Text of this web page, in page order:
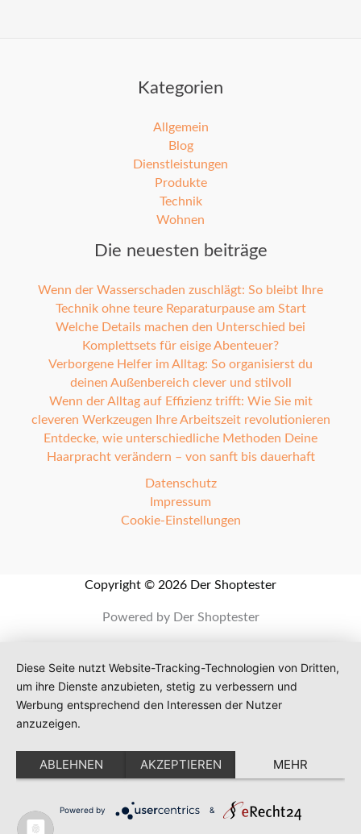
Kategorien
Allgemein
Blog
Dienstleistungen
Produkte
Technik
Wohnen
Die neuesten beiträge
Wenn der Wasserschaden zuschlägt: So bleibt Ihre
Technik ohne teure Reparaturpause am Start
Welche Details machen den Unterschied bei
Komplettsets für eisige Abenteuer?
Verborgene Helfer im Alltag: So organisierst du
deinen Außenbereich clever und stilvoll
Wenn der Alltag auf Effizienz trifft: Wie Sie mit
cleveren Werkzeugen Ihre Arbeitszeit revolutionieren
Entdecke, wie unterschiedliche Methoden Deine
Haarpracht verändern – von sanft bis dauerhaft
Datenschutz
Impressum
Cookie-Einstellungen
Copyright © 2026 Der Shoptester
Powered by Der Shoptester
Diese Seite nutzt Website-Tracking-Technologien von Dritten,
um ihre Dienste anzubieten, stetig zu verbessern und
Werbung entsprechend den Interessen der Nutzer
anzuzeigen.
ABLEHNEN AKZEPTIEREN MEHR
Powered by &